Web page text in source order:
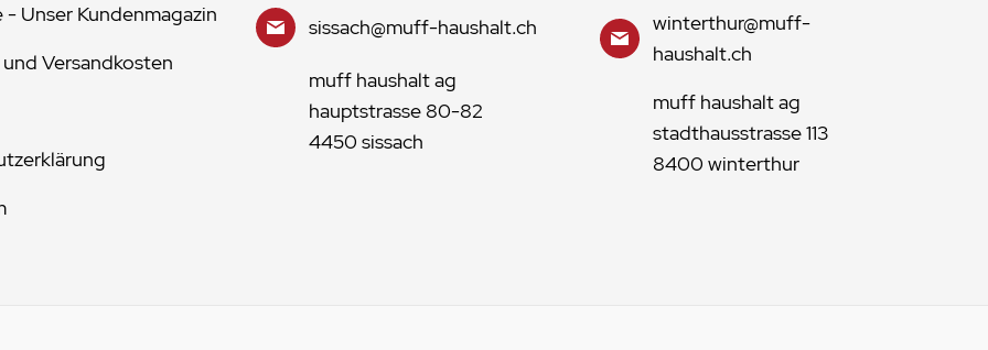
Unser Kundenmagazin
Versandkosten
sissach@muff-haushalt.ch
muff haushalt ag
hauptstrasse 80-82
4450 sissach
winterthur@muff-
haushalt.ch
muff haushalt ag
stadthausstrasse 113
8400 winterthur